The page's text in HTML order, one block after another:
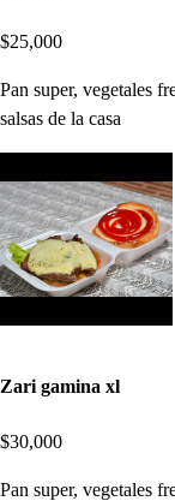
$25,000
Pan super, vegetales
salsas de la casa
Zari gamina xl
$30,000
Pan super, vegetales